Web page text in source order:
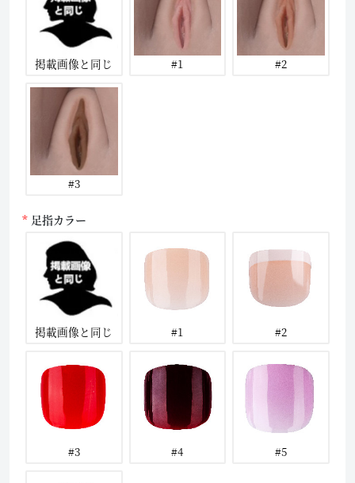
掲載画像と同じ #1 #2
#3
足指カラー
掲載画像と同じ #1 #2
#3 #4 #5